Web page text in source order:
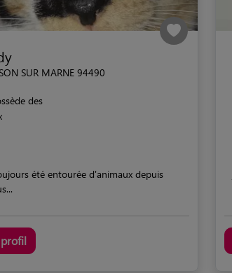
SUR MARNE 94490
des
été entourée d'animaux depuis